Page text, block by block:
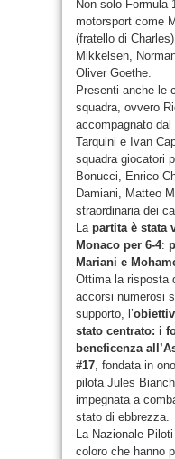
Non solo Formula
motorsport come
(fratello di
Mikkelsen,
Oliver Goethe.
Presenti anche le
squadra, ovvero
accompagnato
Tarquini e Ivan
squadra giocatori
Bonucci, Enrico
Damiani, Matteo
straordinaria dei
La partita è stata
Monaco per 6-4:
Mariani e
Ottima la risposta
accorsi numerosi
supporto, l’
stato centrato: i
beneficenza
#17, fondata in
pilota Jules
impegnata a
stato di ebbrezza.
La Nazionale
coloro che hanno